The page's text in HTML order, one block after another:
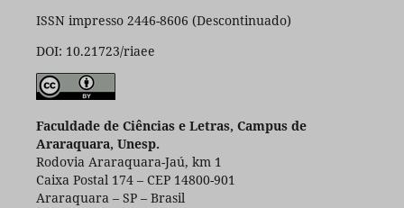
ISSN impresso 2446-8606 (Descontinuado)
DOI: 10.21723/riaee
Faculdade de Ciências e Letras, Campus de
Araraquara, Unesp.
Rodovia Araraquara-Jaú, km 1
Caixa Postal 174 – CEP 14800-901
Araraquara – SP – Brasil